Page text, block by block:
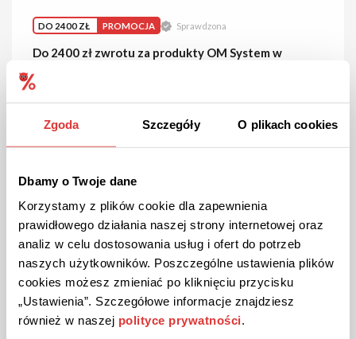
Zgoda Szczegóły O plikach cookies
Dbamy o Twoje dane
Korzystamy z plików cookie dla zapewnienia
prawidłowego działania naszej strony internetowej oraz
analiz w celu dostosowania usług i ofert do potrzeb
naszych użytkowników. Poszczególne ustawienia plików
cookies możesz zmieniać po kliknięciu przycisku
„Ustawienia”. Szczegółowe informacje znajdziesz
również w naszej polityce prywatności.
DO 2400 ZŁ PROMOCJA Sprawdzona
Do 2400 zł zwrotu za produkty OM System w
Kupując aparat lub obiektyw OM System objęte promocją,
możesz otrzymać aż 2400 zł zwrotu. Zarejestruj swój zakup i
Kupon ważny do 16.08.2026